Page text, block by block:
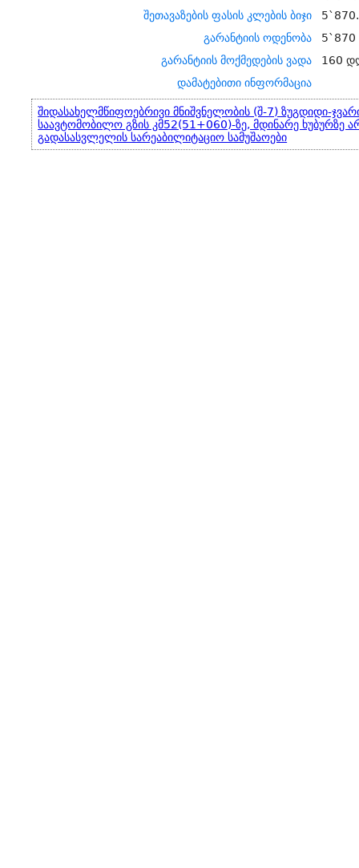
შეთავაზების ფასის კლების ბიჯი
გარანტიის ოდენობა
5`870
გარანტიის მოქმედების ვადა
160
დამატებითი ინფორმაცია
შიდასახელმწიფოებრივი მნიშვნელობის (შ-7) ზუგდიდი-
საავტომობილო გზის კმ52(51+060)-ზე, მდინარე ხუბურზე
გადასასვლელის სარეაბილიტაციო სამუშაოები